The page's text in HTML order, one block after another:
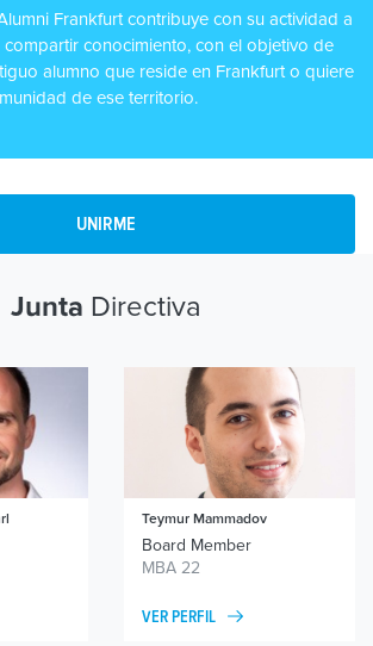
Frankfurt contribuye con su actividad a
conocimiento, con el objetivo de
alumno que reside en Frankfurt o quiere
de ese territorio.
UNIRME
Junta Directiva
Teymur Mammadov
Board Member
MBA 22
VER PERFIL